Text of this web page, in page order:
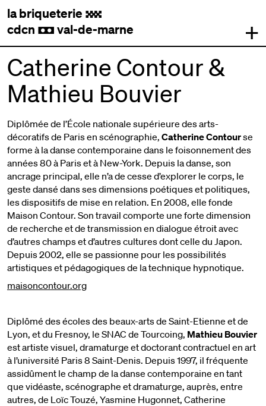
la briqueterie .
cdcn , val-de-marne
+
Catherine Contour &
Mathieu Bouvier
Diplômée de l’École nationale supérieure des arts-
décoratifs de Paris en scénographie, Catherine Contourse
forme à la danse contemporaine dans le foisonnement des
années 80 à Paris et à New-York. Depuis la danse, son
ancrage principal, elle n’a de cesse d’explorer le corps, le
geste dansé dans ses dimensions poétiques et politiques,
les dispositifs de mise en relation. En 2008, elle fonde
Maison Contour. Son travail comporte une forte dimension
de recherche et de transmission en dialogue étroit avec
d’autres champs et d’autres cultures dont celle du Japon.
Depuis 2002, elle se passionne pour les possibilités
artistiques et pédagogiques de la technique hypnotique.
maisoncontour.org
Diplômé des écoles des beaux-arts de Saint-Etienne et de
Lyon, et du Fresnoy, le SNAC de Tourcoing, Mathieu Bouvier
est artiste visuel, dramaturge et doctorant contractuel en art
à l’université Paris 8 Saint-Denis. Depuis 1997, il fréquente
assidûment le champ de la danse contemporaine en tant
que vidéaste, scénographe et dramaturge, auprès, entre
autres, de Loïc Touzé, Yasmine Hugonnet, Catherine